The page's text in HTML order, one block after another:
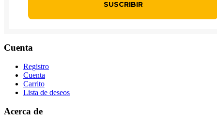
Cuenta
Registro
Cuenta
Carrito
Lista de deseos
Acerca de